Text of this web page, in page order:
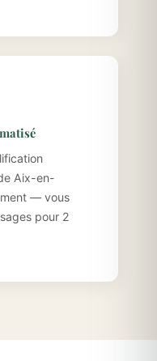
Aix-en-
— vous
pour 2